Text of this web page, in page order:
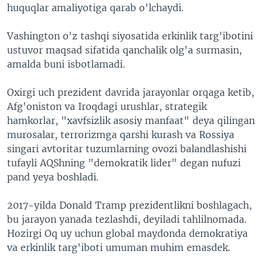
huquqlar amaliyotiga qarab o'lchaydi.
Vashington o'z tashqi siyosatida erkinlik targ'ibotini
ustuvor maqsad sifatida qanchalik olg'a surmasin,
amalda buni isbotlamadi.
Oxirgi uch prezident davrida jarayonlar orqaga ketib,
Afg'oniston va Iroqdagi urushlar, strategik
hamkorlar, "xavfsizlik asosiy manfaat" deya qilingan
murosalar, terrorizmga qarshi kurash va Rossiya
singari avtoritar tuzumlarning ovozi balandlashishi
tufayli AQShning "demokratik lider" degan nufuzi
pand yeya boshladi.
2017-yilda Donald Tramp prezidentlikni boshlagach,
bu jarayon yanada tezlashdi, deyiladi tahlilnomada.
Hozirgi Oq uy uchun global maydonda demokratiya
va erkinlik targ'iboti umuman muhim emasdek.